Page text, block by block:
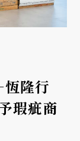
隆行
瑕疵商